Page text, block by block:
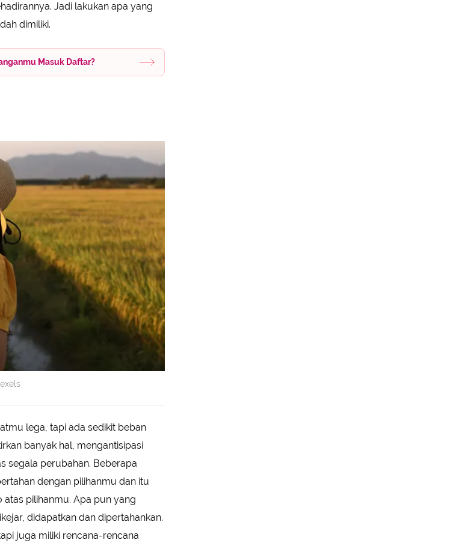
Jadi lakukan apa yang
dimiliki.
Masuk Daftar?
lega, tapi ada sedikit beban
banyak hal, mengantisipasi
segala perubahan. Beberapa
dengan pilihanmu dan itu
pilihanmu. Apa pun yang
didapatkan dan dipertahankan.
juga miliki rencana-rencana